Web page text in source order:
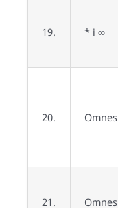
19. * i ∞
20. Omnes
21. Omnes